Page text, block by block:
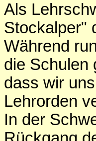
Als
Stockalper"
Während
die Schulen
dass wir
Lehrorden
In der